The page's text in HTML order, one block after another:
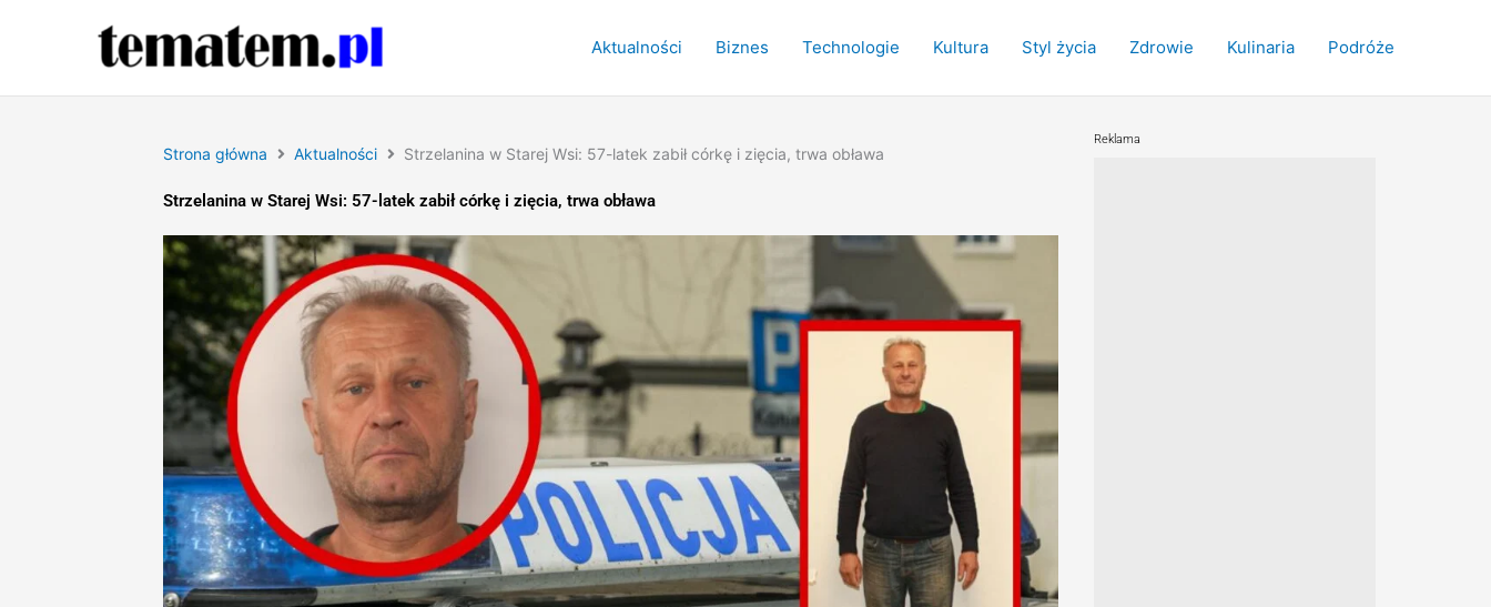
Aktualności Biznes Technologie Kultura Styl życia Zdrowie Kulinaria Podróże
Strona główna Aktualności Strzelanina w Starej Wsi: 57-latek zabił córkę i zięcia, trwa obława
Strzelanina w Starej Wsi: 57-latek zabił córkę i zięcia, trwa obława
Reklama